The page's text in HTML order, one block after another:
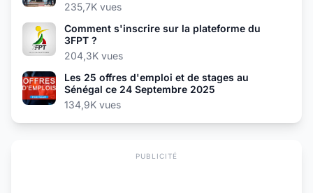
235,7K vues
Comment s'inscrire sur la plateforme du
3FPT ?
204,3K vues
Les 25 offres d'emploi et de stages au
Sénégal ce 24 Septembre 2025
134,9K vues
PUBLICITÉ